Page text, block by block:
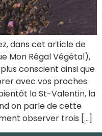
dans cet article de
Mon Régal Végétal),
conscient ainsi que
avec vos proches
la St-Valentin, la
on parle de cette
observer trois […]